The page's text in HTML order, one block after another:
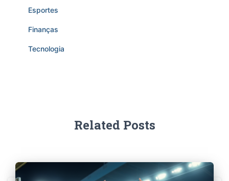
Esportes
Finanças
Tecnologia
Related Posts